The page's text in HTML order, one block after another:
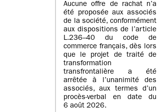
Aucune offre de rachat n’a
été proposée aux associés
de la société, conformément
aux dispositions de l’article
L.236–40 du code de
commerce français, dès lors
que le projet de traité de
transformation
transfrontalière a été
arrêtée à l’unanimité des
associés, aux termes d’un
procès-verbal en date du
6 août 2026.